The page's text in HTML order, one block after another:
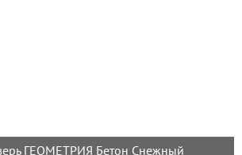
ГЕОМЕТРИЯ Бетон Снежный